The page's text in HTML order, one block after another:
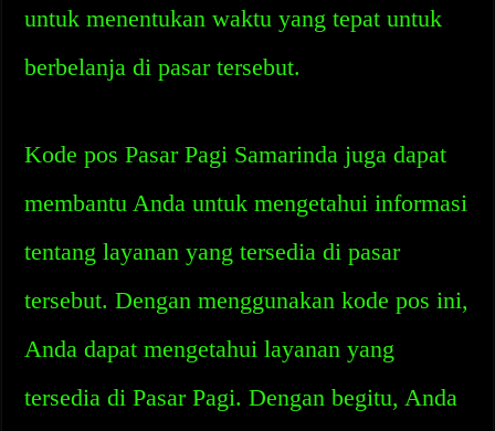
untuk menentukan waktu yang tepat untuk
berbelanja di pasar tersebut.
Kode pos Pasar Pagi Samarinda juga dapat
membantu Anda untuk mengetahui informasi
tentang layanan yang tersedia di pasar
tersebut. Dengan menggunakan kode pos ini,
Anda dapat mengetahui layanan yang
tersedia di Pasar Pagi. Dengan begitu, Anda